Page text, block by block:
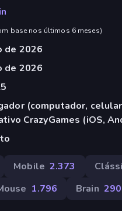
base nos últimos 6 meses)
de 2026
de 2026
(computador,
CrazyGames (iOS,
Mobile 2.373
1.796 Brain 290